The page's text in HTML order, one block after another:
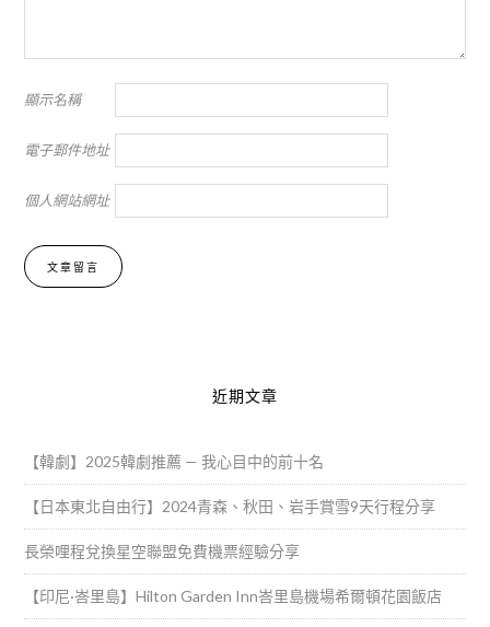
顯示名稱
電子郵件地址
個人網站網址
近期文章
【韓劇】2025韓劇推薦 — 我心目中的前十名
【日本東北自由行】2024青森、秋田、岩手賞雪9天行程分享
長榮哩程兌換星空聯盟免費機票經驗分享
【印尼·峇里島】Hilton Garden Inn峇里島機場希爾頓花園飯店